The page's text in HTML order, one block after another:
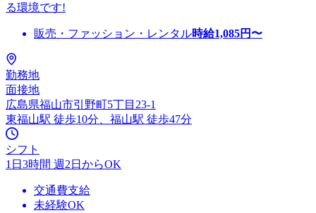
る環境です!
販売・ファッション・レンタル時給1,085円〜
勤務地
面接地
広島県福山市引野町5丁目23-1
東福山駅 徒歩10分、福山駅 徒歩47分
シフト
1日3時間 週2日からOK
交通費支給
未経験OK